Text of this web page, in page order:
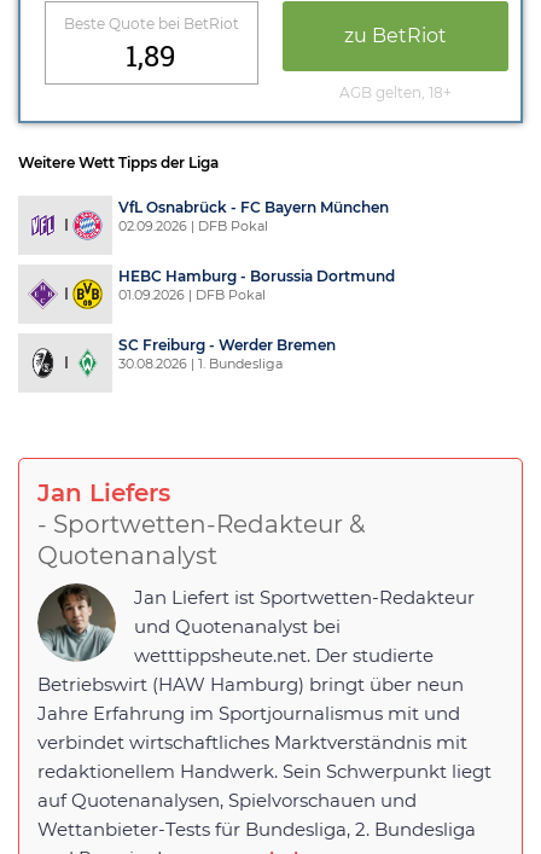
Beste Quote bei BetRiot
1,89
zu BetRiot
AGB gelten, 18+
Weitere Wett Tipps der Liga
VfL Osnabrück - FC Bayern München
02.09.2026 | DFB Pokal
HEBC Hamburg - Borussia Dortmund
01.09.2026 | DFB Pokal
SC Freiburg - Werder Bremen
30.08.2026 | 1. Bundesliga
Jan Liefers
- Sportwetten-Redakteur &
Quotenanalyst
Jan Liefert ist Sportwetten-Redakteur
und Quotenanalyst bei
wetttippsheute.net. Der studierte
Betriebswirt (HAW Hamburg) bringt über neun
Jahre Erfahrung im Sportjournalismus mit und
verbindet wirtschaftliches Marktverständnis mit
redaktionellem Handwerk. Sein Schwerpunkt liegt
auf Quotenanalysen, Spielvorschauen und
Wettanbieter-Tests für Bundesliga, 2. Bundesliga